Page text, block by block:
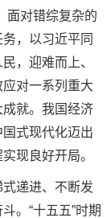
面对错综复杂的
，以习近平同
，迎难而上、
对一系列重大
就。我国经济
式现代化迈出
现良好开局。
递进、不断发
。“十五五”时期